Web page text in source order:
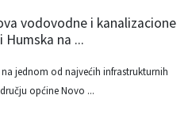
vodovodne i kanalizacione
Humska na ...
jednom od najvećih infrastrukturnih
općine Novo ...